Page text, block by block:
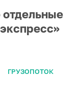
отдельные
ГРУЗОПОТОК